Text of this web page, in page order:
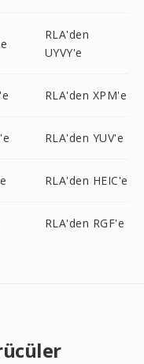
RLA'den
UYVY'e
RLA'den XPM'e
RLA'den YUV'e
RLA'den HEIC'e
RLA'den RGF'e